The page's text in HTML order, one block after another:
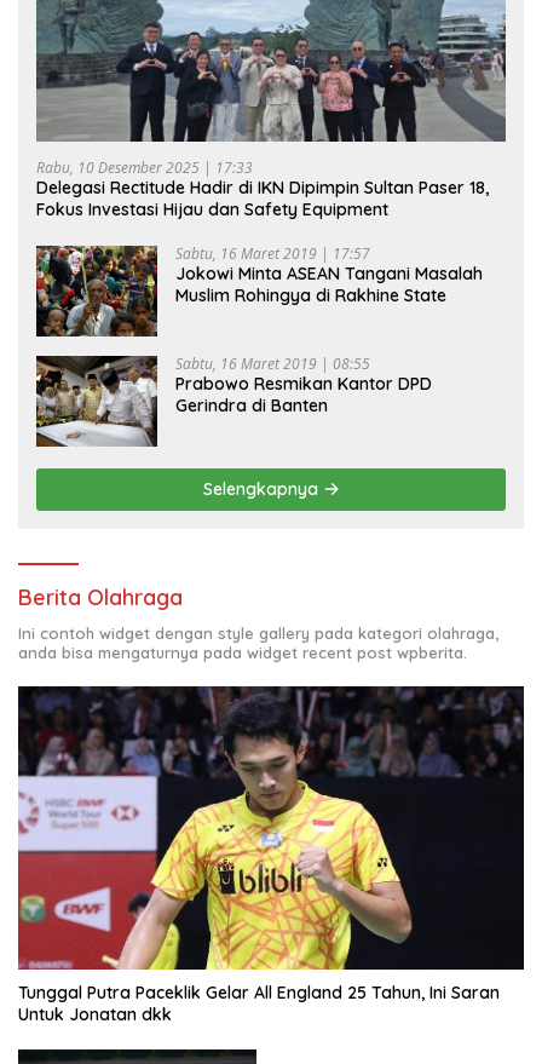
Rabu, 10 Desember 2025 | 17:33
Delegasi Rectitude Hadir di IKN Dipimpin Sultan Paser 18,
Fokus Investasi Hijau dan Safety Equipment
Sabtu, 16 Maret 2019 | 17:57
Jokowi Minta ASEAN Tangani Masalah
Muslim Rohingya di Rakhine State
Sabtu, 16 Maret 2019 | 08:55
Prabowo Resmikan Kantor DPD
Gerindra di Banten
Selengkapnya
Berita Olahraga
Ini contoh widget dengan style gallery pada kategori olahraga,
anda bisa mengaturnya pada widget recent post wpberita.
Tunggal Putra Paceklik Gelar All England 25 Tahun, Ini Saran
Untuk Jonatan dkk